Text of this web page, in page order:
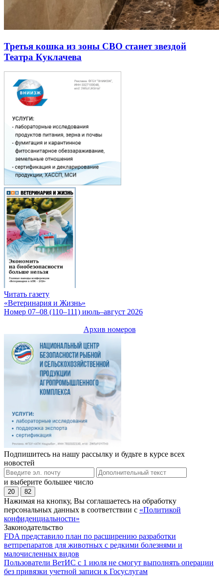
Третья кошка из зоны СВО станет звездой
Театра Куклачева
Читать газету
«Ветеринария и Жизнь»
Номер 07–08 (110–111) июль–август 2026
Архив номеров
Подпишитесь на нашу рассылку и будьте в курсе всех
новостей
и выберите большее число
20 82
Нажимая на кнопку, Вы соглашаетесь на обработку
персональных данных в соответствии с «Политикой
конфиденциальности»
Законодательство
FDA представило план по расширению разработки
ветпрепаратов для животных с редкими болезнями и
малочисленных видов
Пользователи ВетИС с 1 июля не смогут выполнять операции
без привязки учетной записи к Госуслугам